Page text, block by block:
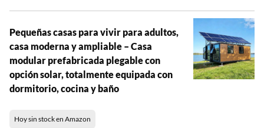
Pequeñas casas para vivir para adultos,
casa moderna y ampliable – Casa
modular prefabricada plegable con
opción solar, totalmente equipada con
dormitorio, cocina y baño
Hoy sin stock en Amazon